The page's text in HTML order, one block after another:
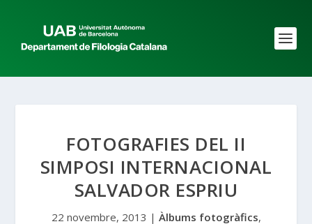
FOTOGRAFIES DEL II
SIMPOSI INTERNACIONAL
SALVADOR ESPRIU
22 novembre, 2013 | Àlbums fotogràfics,